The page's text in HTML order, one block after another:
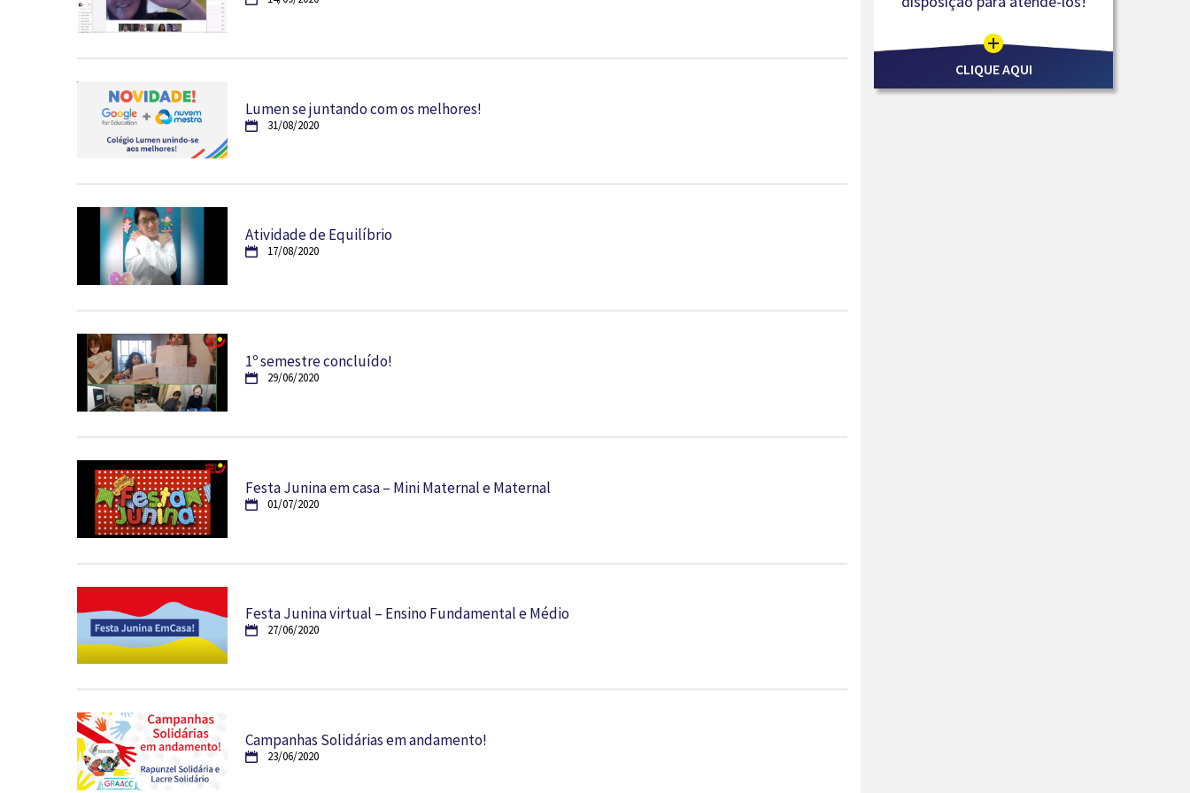
Lumen se juntando com os melhores!
31/08/2020
Atividade de Equilíbrio
17/08/2020
1º semestre concluído!
29/06/2020
Festa Junina em casa – Mini Maternal e Maternal
01/07/2020
Festa Junina virtual – Ensino Fundamental e Médio
27/06/2020
Campanhas Solidárias em andamento!
23/06/2020
CLIQUE AQUI